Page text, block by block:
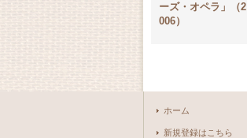
ーズ・オペラ」（2
006）
ホーム
新規登録はこちら